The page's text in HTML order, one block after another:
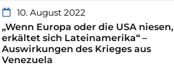
10. August 2022
„Wenn Europa oder die USA niesen,
erkältet sich Lateinamerika“ –
Auswirkungen des Krieges aus
Venezuela